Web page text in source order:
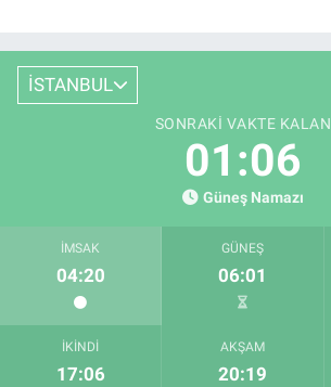
İSTANBUL
SONRAKI VAKTE KALAN
01:06
Güneş Namazı
İMSAK
04:20
GÜNEŞ
06:01
İKINDI
17:06
AKŞAM
20:19